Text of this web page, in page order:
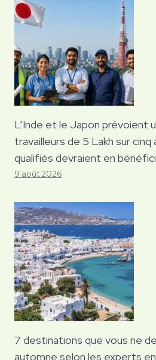
L’Inde et le Japon prévoient
travailleurs de 5 Lakh sur
qualifiés devraient en
9 août 2026
7 destinations que vous ne
automne selon les experts